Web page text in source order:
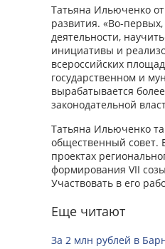
Татьяна Ильюченко
развития. «Во-
деятельности,
инициативы и
всероссийских
государственном и
вырабатывается
законодательной
Татьяна Ильюченко
общественный совет.
проектах
формирования VII
Участвовать в его
Еще читают
За 2 млн рублей в